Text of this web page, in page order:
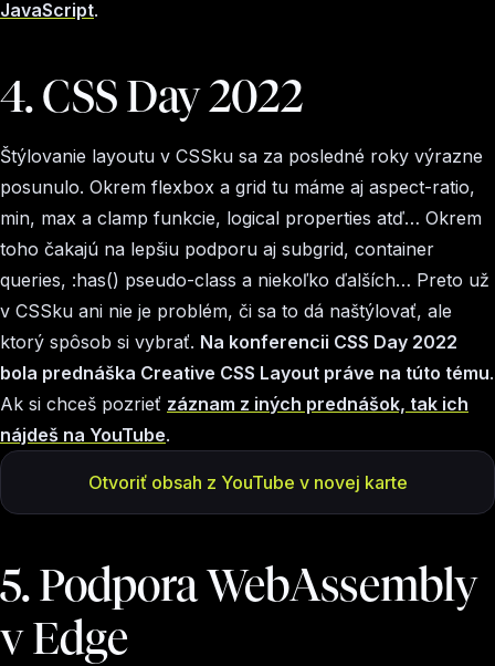
JavaScript.
4. CSS Day 2022
Štýlovanie layoutu v CSSku sa za posledné roky výrazne
posunulo. Okrem flexbox a grid tu máme aj aspect-ratio,
min, max a clamp funkcie, logical properties atď… Okrem
toho čakajú na lepšiu podporu aj subgrid, container
queries, :has() pseudo-class a niekoľko ďalších… Preto už
v CSSku ani nie je problém, či sa to dá naštýlovať, ale
ktorý spôsob si vybrať. Na konferencii CSS Day 2022
bola prednáška Creative CSS Layout práve na túto tému.
Ak si chceš pozrieť záznam z iných prednášok, tak ich
nájdeš na YouTube.
Otvoriť obsah z YouTube v novej karte
5. Podpora WebAssembly
v Edge